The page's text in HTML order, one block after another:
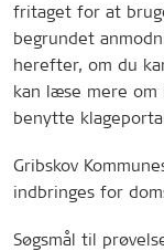
fritaget for at
begrundet
herefter, om du
kan læse mere
benytte
Gribskov
indbringes for
Søgsmål til